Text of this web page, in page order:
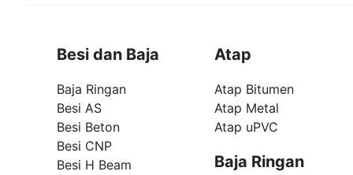
Besi dan Baja
Baja Ringan
Besi AS
Besi Beton
Besi CNP
Besi H Beam
Atap
Atap Bitumen
Atap Metal
Atap uPVC
Baja Ringan